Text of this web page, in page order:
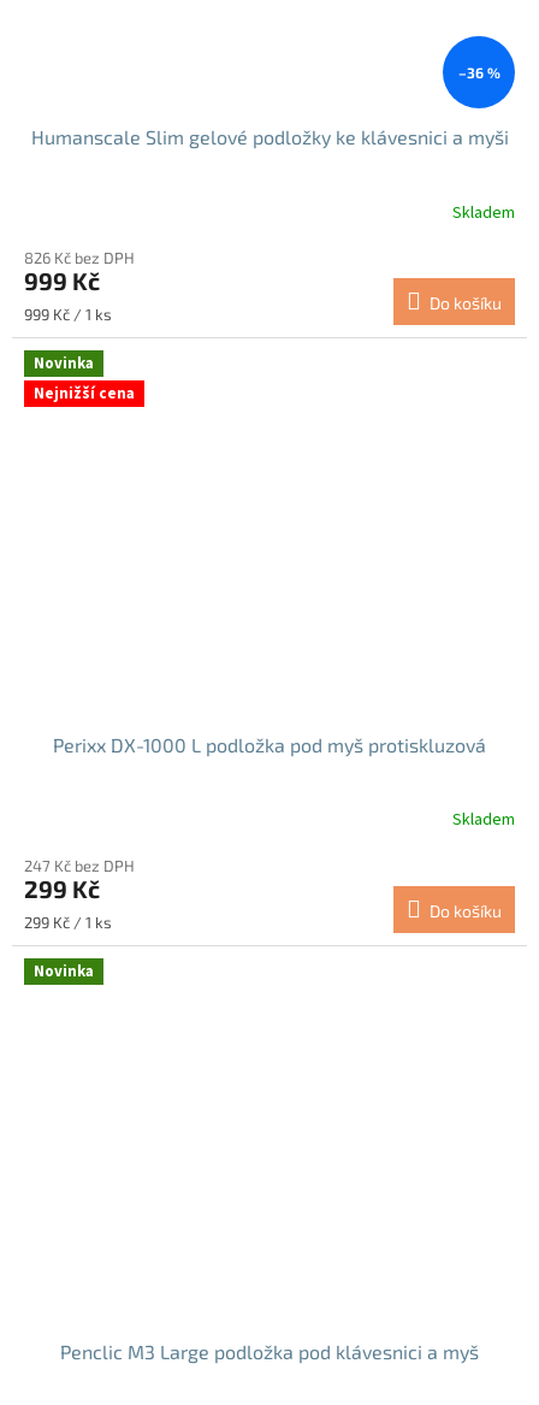
–36 %
Humanscale Slim gelové podložky ke klávesnici a myši
Skladem
826 Kč bez DPH
999 Kč
Měrná
cena:
999 Kč / 1 ks
Do košíku
Novinka
Nejnižší cena
Perixx DX-1000 L podložka pod myš protiskluzová
Skladem
247 Kč bez DPH
299 Kč
Měrná
cena:
299 Kč / 1 ks
Do košíku
Novinka
Penclic M3 Large podložka pod klávesnici a myš